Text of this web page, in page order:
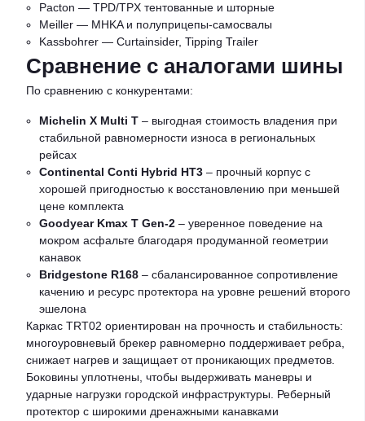
Pacton — TPD/TPX тентованные и шторные
Meiller — MHKA и полуприцепы-самосвалы
Kassbohrer — Curtainsider, Tipping Trailer
Сравнение с аналогами шины
По сравнению с конкурентами:
Michelin X Multi T – выгодная стоимость владения при
стабильной равномерности износа в региональных
рейсах
Continental Conti Hybrid HT3 – прочный корпус с
хорошей пригодностью к восстановлению при меньшей
цене комплекта
Goodyear Kmax T Gen-2 – уверенное поведение на
мокром асфальте благодаря продуманной геометрии
канавок
Bridgestone R168 – сбалансированное сопротивление
качению и ресурс протектора на уровне решений второго
эшелона
Каркас TRT02 ориентирован на прочность и стабильность:
многоуровневый брекер равномерно поддерживает ребра,
снижает нагрев и защищает от проникающих предметов.
Боковины уплотнены, чтобы выдерживать маневры и
ударные нагрузки городской инфраструктуры. Реберный
протектор с широкими дренажными канавками